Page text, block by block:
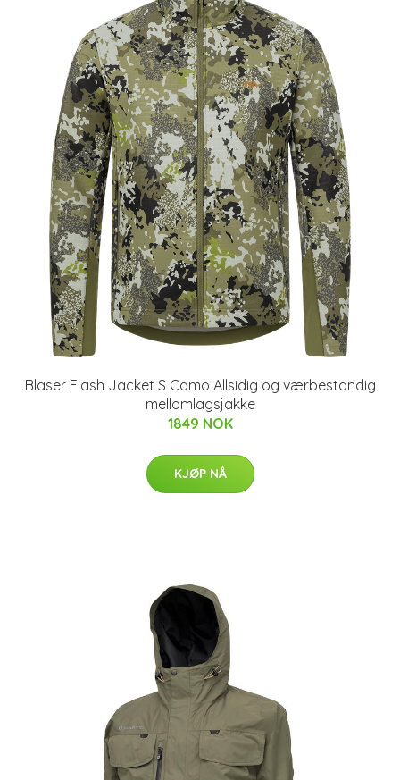
Blaser Flash Jacket S Camo Allsidig og værbestandig
mellomlagsjakke
1849 NOK
KJØP NÅ